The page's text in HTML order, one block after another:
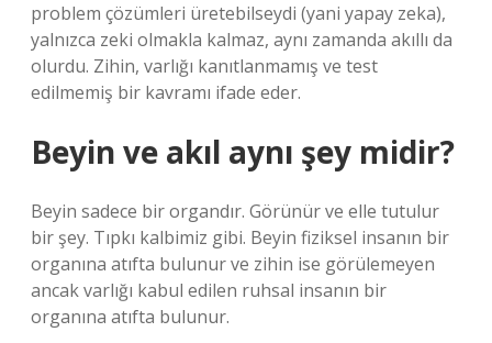
problem çözümleri üretebilseydi (yani yapay zeka),
yalnızca zeki olmakla kalmaz, aynı zamanda akıllı da
olurdu. Zihin, varlığı kanıtlanmamış ve test
edilmemiş bir kavramı ifade eder.
Beyin ve akıl aynı şey midir?
Beyin sadece bir organdır. Görünür ve elle tutulur
bir şey. Tıpkı kalbimiz gibi. Beyin fiziksel insanın bir
organına atıfta bulunur ve zihin ise görülemeyen
ancak varlığı kabul edilen ruhsal insanın bir
organına atıfta bulunur.